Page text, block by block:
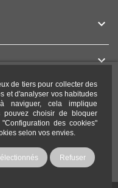
de tiers pour collecter des
et d'analyser vos habitudes
naviguer, cela implique
pouvez choisir de bloquer
des cookies"
selon vos envies.
Refuser